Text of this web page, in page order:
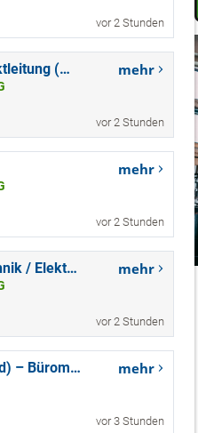
vor 2 Stunden
Assistenz der technischen Projektleitung (m/w/d) mehr
vor 2 Stunden
mehr
vor 2 Stunden
Kundendienstmeister Elektrotechnik / Elektromeister (m/w/d) mehr
vor 2 Stunden
Kaufmännische Fachkraft (m/w/d) – Büromanagement & Administration mehr
vor 3 Stunden